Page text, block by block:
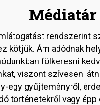
Médiatár
rendszerint
kötjük. Ám adódnak
fölkeresni
viszont szívesen
egy gyűjteményről,
történetekről vagy épp